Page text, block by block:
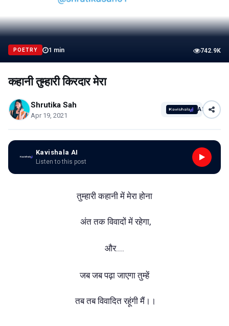
POETRY 1 min 742.9K
कहानी तुम्हारी किरदार मेरा
Shrutika Sah
Apr 19, 2021
AI
Kavishala AI
Listen to this post
तुम्हारी कहानी में मेरा होना
अंत तक विवादों में रहेगा,
और....
जब जब पढ़ा जाएगा तुम्हें
तब तब विवादित रहूंगी मैं।।